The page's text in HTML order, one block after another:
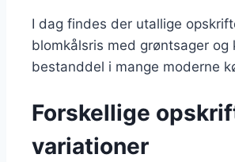
I dag findes der utallige
blomkålsris med grøntsager
bestanddel i mange moderne
Forskellige
variationer